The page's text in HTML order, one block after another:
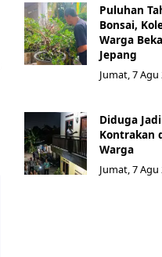
Puluhan
Bonsai,
Warga
Jepang
Jumat, 7 Agu
Diduga
Kontrakan
Warga
Jumat, 7 Agu